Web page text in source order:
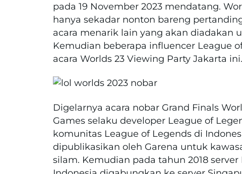
pada 19 November 2023 mendatang.
hanya sekadar nonton bareng
acara menarik lain yang akan diadakan
Kemudian beberapa influencer League
acara Worlds 23 Viewing Party Jakarta ini.
Digelarnya acara nobar Grand Finals
Games selaku developer League of
komunitas League of Legends di
dipublikasikan oleh Garena untuk
silam. Kemudian pada tahun 2018